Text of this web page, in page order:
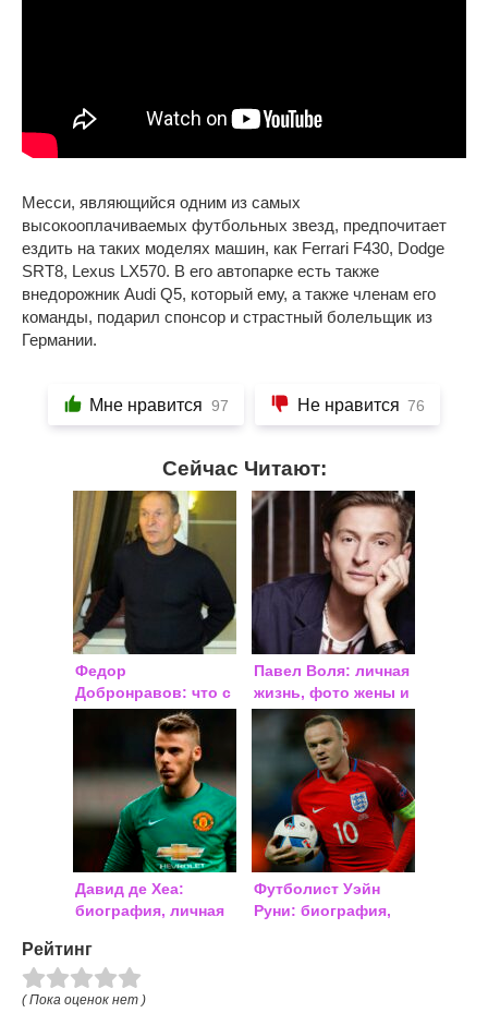
Месси, являющийся одним из самых
высокооплачиваемых футбольных звезд, предпочитает
ездить на таких моделях машин, как Ferrari F430, Dodge
SRT8, Lexus LX570. В его автопарке есть также
внедорожник Audi Q5, который ему, а также членам его
команды, подарил спонсор и страстный болельщик из
Германии.
Мне нравится 97 Не нравится 76
Сейчас Читают:
Федор
Добронравов: что с
ним случилось,
состояние здоровья
Павел Воля: личная
жизнь, фото жены и
детей
Давид де Хеа:
биография, личная
Футболист Уэйн
Руни: биография,
Рейтинг
( Пока оценок нет )